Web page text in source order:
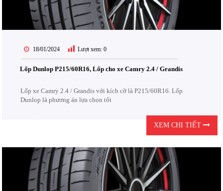
18/01/2024 Lượt xem: 0
Lốp Dunlop P215/60R16, Lốp cho xe Camry 2.4 / Grandis
Lốp xe Camry 2.4 / Grandis với kích cỡ là P215/60R16. Lốp
Dunlop là phương án lựa chọn tốt
XEM CHI TIẾT